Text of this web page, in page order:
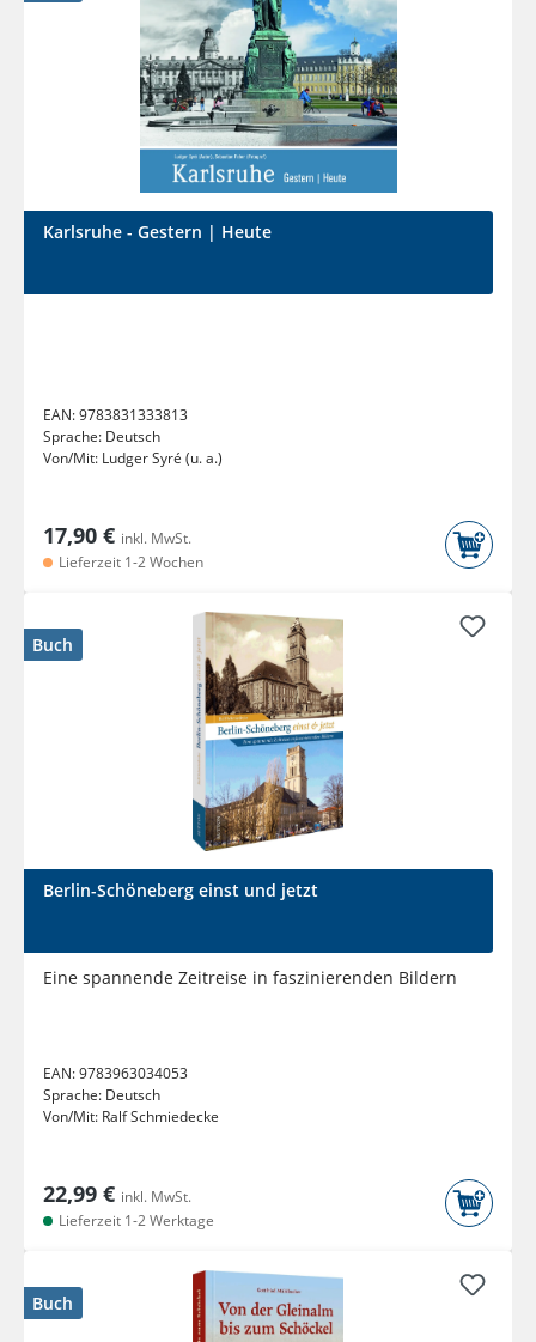
Karlsruhe - Gestern | Heute
EAN:9783831333813
Sprache: Deutsch
Von/Mit: Ludger Syré (u. a.)
17,90 € inkl. MwSt.
Lieferzeit 1-2 Wochen
Buch
Berlin-Schöneberg einst und jetzt
Eine spannende Zeitreise in faszinierenden Bildern
EAN:9783963034053
Sprache: Deutsch
Von/Mit: Ralf Schmiedecke
22,99 € inkl. MwSt.
Lieferzeit 1-2 Werktage
Buch